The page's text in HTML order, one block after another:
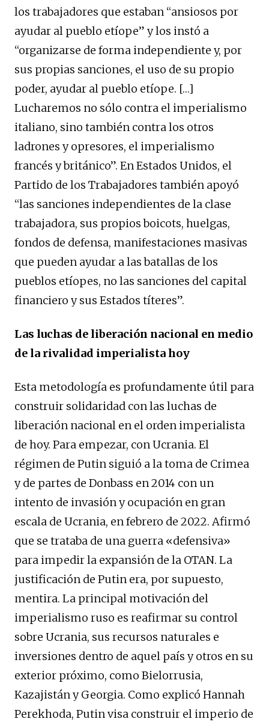
los trabajadores que estaban “ansiosos por
ayudar al pueblo etíope” y los instó a
“organizarse de forma independiente y, por
sus propias sanciones, el uso de su propio
poder, ayudar al pueblo etíope. […]
Lucharemos no sólo contra el imperialismo
italiano, sino también contra los otros
ladrones y opresores, el imperialismo
francés y británico”. En Estados Unidos, el
Partido de los Trabajadores también apoyó
“las sanciones independientes de la clase
trabajadora, sus propios boicots, huelgas,
fondos de defensa, manifestaciones masivas
que pueden ayudar a las batallas de los
pueblos etíopes, no las sanciones del capital
financiero y sus Estados títeres”.
Las luchas de liberación nacional en medio
de la rivalidad imperialista hoy
Esta metodología es profundamente útil para
construir solidaridad con las luchas de
liberación nacional en el orden imperialista
de hoy. Para empezar, con Ucrania. El
régimen de Putin siguió a la toma de Crimea
y de partes de Donbass en 2014 con un
intento de invasión y ocupación en gran
escala de Ucrania, en febrero de 2022. Afirmó
que se trataba de una guerra «defensiva»
para impedir la expansión de la OTAN. La
justificación de Putin era, por supuesto,
mentira. La principal motivación del
imperialismo ruso es reafirmar su control
sobre Ucrania, sus recursos naturales e
inversiones dentro de aquel país y otros en su
exterior próximo, como Bielorrusia,
Kazajistán y Georgia. Como explicó Hannah
Perekhoda, Putin visa construir el imperio de